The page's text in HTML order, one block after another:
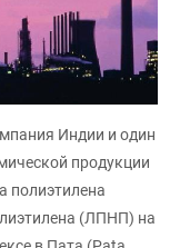
Индии и один
продукции
полиэтилена
(ЛПНП) на